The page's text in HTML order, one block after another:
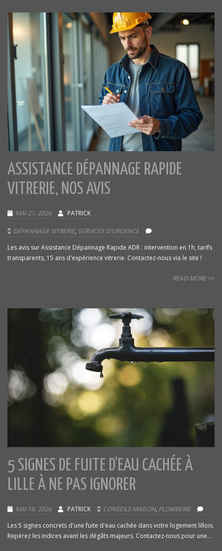
ASSISTANCE DÉPANNAGE RAPIDE
VITRERIE, NOS AVIS
MAI 21, 2026 PATRICK
DÉPANNAGE VITRERIE, SERVICES D'URGENCE
Les avis sur Assistance Dépannage Rapide ADR : intervention en 1h, tarifs
transparents, 15 ans d'expérience vitrerie. Contactez-nous via le site !
READ MORE >>
5 SIGNES DE FUITE D’EAU CACHÉE À
LILLE À NE PAS IGNORER
MAI 18, 2026 PATRICK CONSEILS MAISON, PLOMBERIE
Les 5 signes concrets d'une fuite d'eau cachée dans votre logement lillois.
Repérez les indices avant les dégâts majeurs. Contactez-nous pour une...